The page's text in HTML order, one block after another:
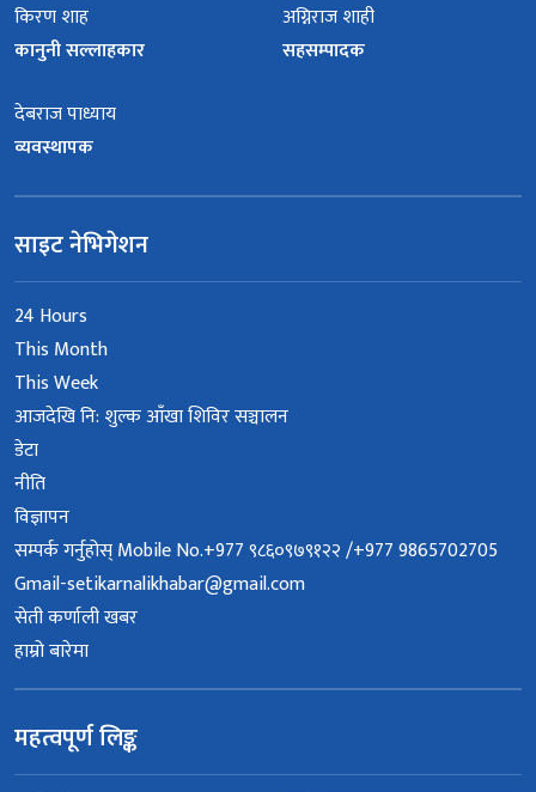
किरण शाह
कानुनी सल्लाहकार
अग्निराज शाही
सहसम्पादक
देबराज पाध्याय
व्यवस्थापक
साइट नेभिगेशन
24 Hours
This Month
This Week
आजदेखि नि: शुल्क आँखा शिविर सञ्चालन
डेटा
नीति
विज्ञापन
सम्पर्क गर्नुहोस् Mobile No.+977 ९८६०९७९१२२ /+977 9865702705
Gmail-setikarnalikhabar@gmail.com
सेती कर्णाली खबर
हाम्रो बारेमा
महत्वपूर्ण लिङ्क